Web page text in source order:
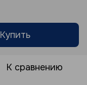
Купить
К сравнению